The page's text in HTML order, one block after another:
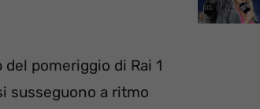
pomeriggio di Rai 1
susseguono a ritmo